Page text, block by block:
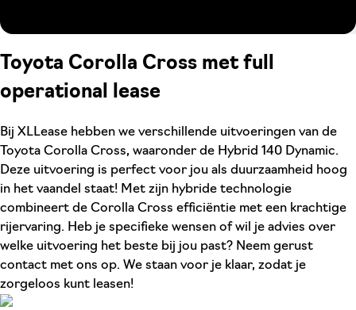
Toyota Corolla Cross met full
operational lease
Bij XLLease hebben we verschillende uitvoeringen van de
Toyota Corolla Cross, waaronder de Hybrid 140 Dynamic.
Deze uitvoering is perfect voor jou als duurzaamheid hoog
in het vaandel staat! Met zijn hybride technologie
combineert de Corolla Cross efficiëntie met een krachtige
rijervaring. Heb je specifieke wensen of wil je advies over
welke uitvoering het beste bij jou past? Neem gerust
contact met ons op. We staan voor je klaar, zodat je
zorgeloos kunt leasen!